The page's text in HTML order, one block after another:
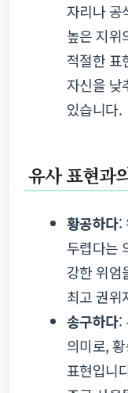
자리나 공
높은 지위
적절한 표
자신을 낮
있습니다.
유사 표현과
황공하다:
두렵다는
강한 위엄
최고 권위
송구하다:
의미로,
표현입니